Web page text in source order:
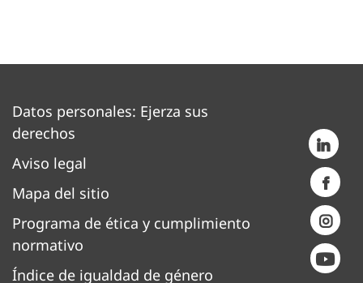
Datos personales: Ejerza sus
derechos
Aviso legal
Mapa del sitio
Programa de ética y cumplimiento
normativo
Índice de igualdad de género